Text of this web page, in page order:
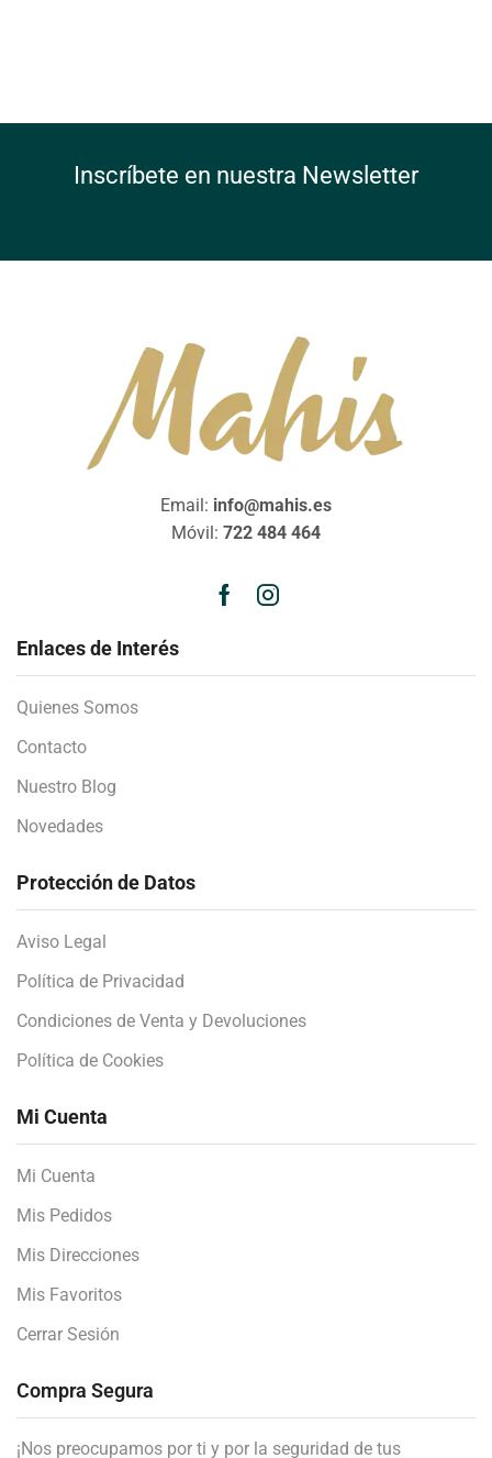
Inscríbete en nuestra Newsletter
Email: info@mahis.es
Móvil: 722 484 464
Enlaces de Interés
Quienes Somos
Contacto
Nuestro Blog
Novedades
Protección de Datos
Aviso Legal
Política de Privacidad
Condiciones de Venta y Devoluciones
Política de Cookies
Mi Cuenta
Mi Cuenta
Mis Pedidos
Mis Direcciones
Mis Favoritos
Cerrar Sesión
Compra Segura
¡Nos preocupamos por ti y por la seguridad de tus